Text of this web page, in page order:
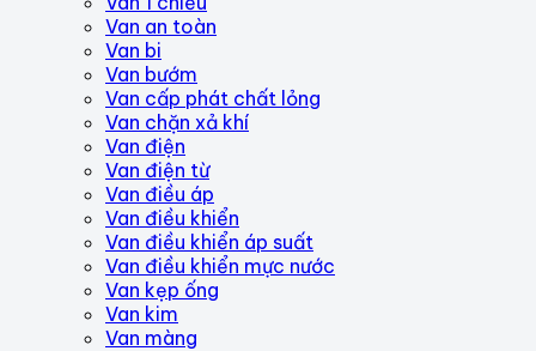
Van an toàn
Van bi
Van bướm
Van cấp phát chất lỏng
Van chặn xả khí
Van điện
Van điện từ
Van điều áp
Van điều khiển
Van điều khiển áp suất
Van điều khiển mực nước
Van kẹp ống
Van kim
Van màng